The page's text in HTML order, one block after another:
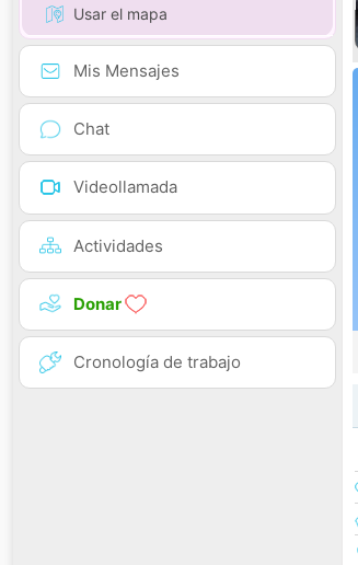
Usar el mapa
Mis Mensajes
Chat
Videollamada
Actividades
Donar
Cronología de trabajo